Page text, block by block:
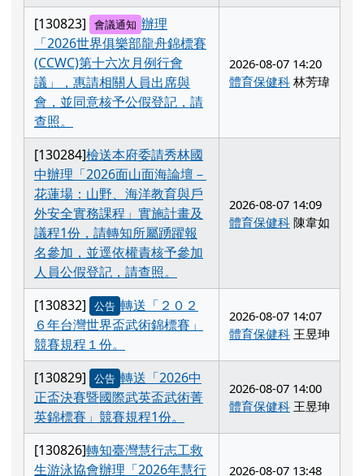
[130823] 會議通知 辦理
「2026世界俱樂部龍舟錦標賽
(CCWC)第十六次月例行會
議」，惠請相關人員出席與
會，並同意核予公假登記，請
查照。
2026-08-07 14:20
體育保健科 林芳瑋
[130284]檢送本府委請秀林國
中辦理「2026面山面海論壇－
花蓮場：山野、海洋教育與戶
外安全實務課程」實施計畫及
議程1份，請轉知所屬踴躍報
名參加，並逕依權責核予參加
人員公假登記，請查照。
2026-08-07 14:09
體育保健科 陳韋如
[130832] 公告 轉送「２０２
６年台灣世界盃武術錦標賽」
競賽規程１份。
2026-08-07 14:07
體育保健科 王昱珅
[130829] 公告 轉送「2026中
正盃決賽暨國際武英盃武術菁
英錦標賽」競賽規程1份。
2026-08-07 14:00
體育保健科 王昱珅
[130826]轉知臺灣慧行志工救
生游泳協會辦理「2026年慧行
2026-08-07 13:48